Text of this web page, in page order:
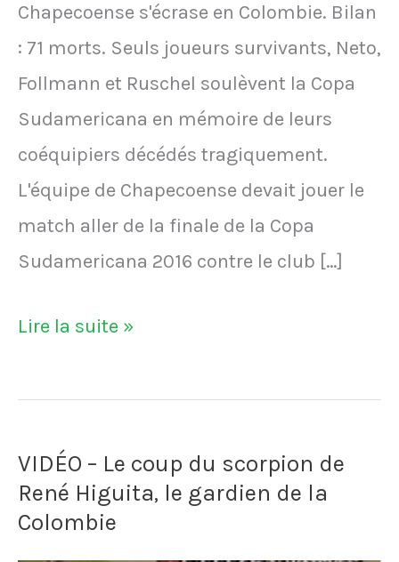
Chapecoense s'écrase en Colombie. Bilan
: 71 morts. Seuls joueurs survivants, Neto,
Follmann et Ruschel soulèvent la Copa
Sudamericana en mémoire de leurs
coéquipiers décédés tragiquement.
L'équipe de Chapecoense devait jouer le
match aller de la finale de la Copa
Sudamericana 2016 contre le club […]
L'équipe
de
s'envole
pour
Lire la suite »
VIDÉO – Le coup du scorpion de
René Higuita, le gardien de la
Colombie